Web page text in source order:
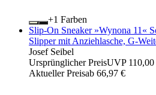
+
Farben
Slip-On Sneaker »Wynona 11«
Slipper mit Anziehlasche, G-
Josef Seibel
Ursprünglicher PreisUVP 110,00
Aktueller Preisab 66,97 €